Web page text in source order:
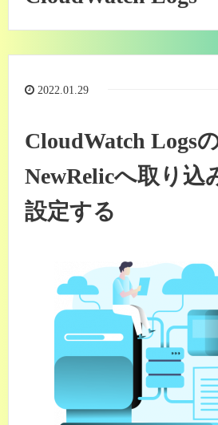
2022.01.29
CloudWatch Logs
NewRelicへ取り込
設定する